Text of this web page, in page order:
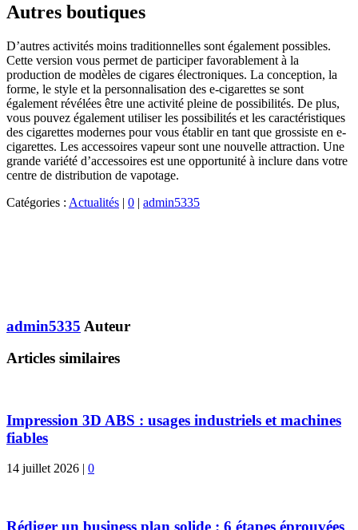
Autres boutiques
D’autres activités moins traditionnelles sont également possibles.
Cette version vous permet de participer favorablement à la
production de modèles de cigares électroniques. La conception, la
forme, le style et la personnalisation des e-cigarettes se sont
également révélées être une activité pleine de possibilités. De plus,
vous pouvez également utiliser les possibilités et les caractéristiques
des cigarettes modernes pour vous établir en tant que grossiste en e-
cigarettes. Les accessoires vapeur sont une nouvelle attraction. Une
grande variété d’accessoires est une opportunité à inclure dans votre
centre de distribution de vapotage.
Catégories : Actualités | 0 | admin5335
admin5335 Auteur
Articles similaires
Impression 3D ABS : usages industriels et machines
fiables
14 juillet 2026 0
Rédiger un business plan solide : 6 étapes éprouvées